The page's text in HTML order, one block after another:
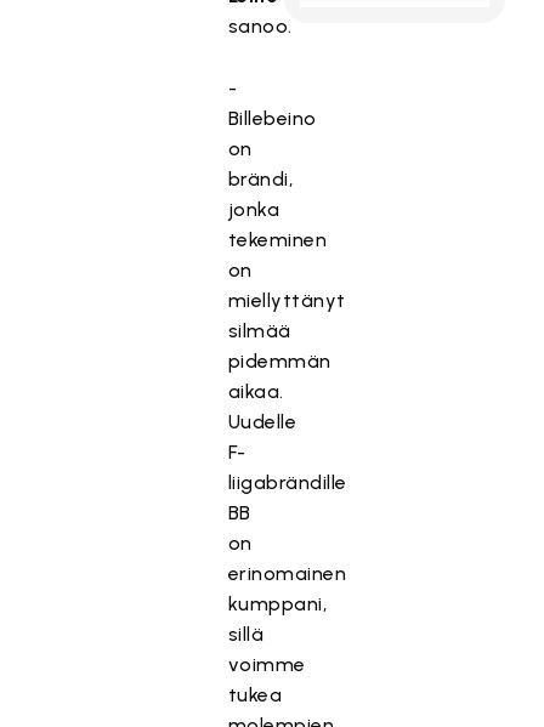
sanoo.
-
Billebeino
on
brändi,
jonka
tekeminen
on
miellyttänyt
silmää
pidemmän
aikaa.
Uudelle
F-
liigabrändille
BB
on
erinomainen
kumppani,
sillä
voimme
tukea